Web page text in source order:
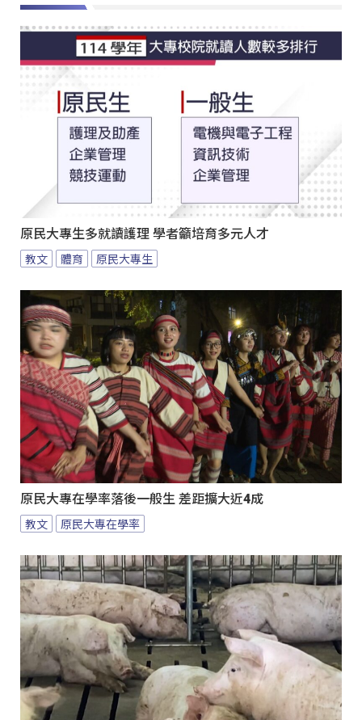
原民大專生多就讀護理 學者籲培育多元人才
教文 體育 原民大專生
原民大專在學率落後一般生 差距擴大近4成
教文 原民大專在學率